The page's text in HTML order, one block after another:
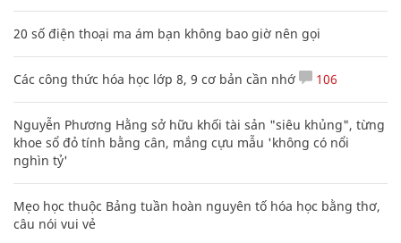
20 số điện thoại ma ám bạn không bao giờ nên gọi
Các công thức hóa học lớp 8, 9 cơ bản cần nhớ 106
Nguyễn Phương Hằng sở hữu khối tài sản "siêu khủng", từng
khoe sổ đỏ tính bằng cân, mắng cựu mẫu 'không có nổi
nghìn tỷ'
Mẹo học thuộc Bảng tuần hoàn nguyên tố hóa học bằng thơ,
câu nói vui vẻ